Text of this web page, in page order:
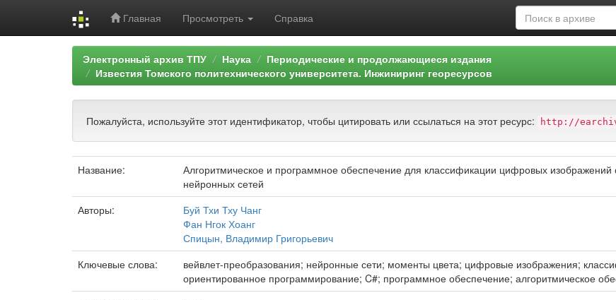
Главная Просмотреть Справка
Электронный архив ТПУ Наука
Периодические и продолжающиеся издания
Известия Томского политехнического университета. Инжиниринг георесурсов
Пожалуйста, используйте этот идентификатор, чтобы цитировать или ссылаться на этот ресурс: http://
Название:
Алгоритмическое и программное обеспечение для классификации цифровых
нейронных сетей
Авторы:
Буй Тхи Тху Чанг
Фан Нгок Хоанг
Спицын, Владимир Григорьевич
Ключевые слова:
вейвлет-преобразования; нейронные сети; моменты цвета; цифровые изображения;
ориентированное программирование; C#; программное обеспечение; алгоритмическое